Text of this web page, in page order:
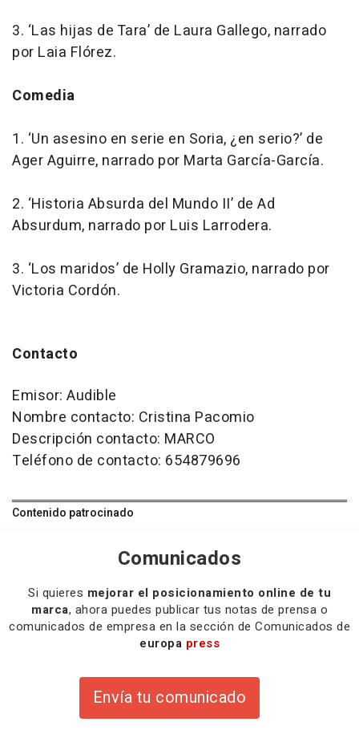
3. ‘Las hijas de Tara’ de Laura Gallego, narrado
por Laia Flórez.
Comedia
1. ‘Un asesino en serie en Soria, ¿en serio?’ de
Ager Aguirre, narrado por Marta García-García.
2. ‘Historia Absurda del Mundo II’ de Ad
Absurdum, narrado por Luis Larrodera.
3. ‘Los maridos’ de Holly Gramazio, narrado por
Victoria Cordón.
Contacto
Emisor: Audible
Nombre contacto: Cristina Pacomio
Descripción contacto: MARCO
Teléfono de contacto: 654879696
Contenido patrocinado
Comunicados
Si quieres mejorar el posicionamiento online de tu
marca, ahora puedes publicar tus notas de prensa o
comunicados de empresa en la sección de Comunicados de
europa press
Envía tu comunicado